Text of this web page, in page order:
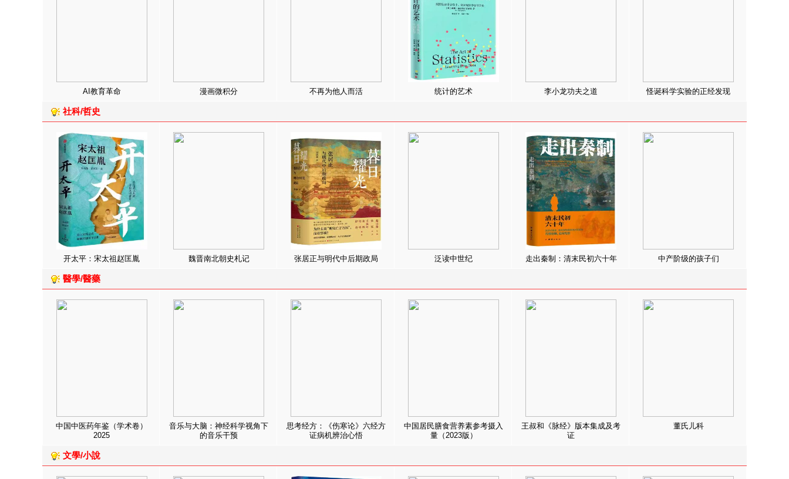
AI教育革命 漫画微积分 不再为他人而活 统计的艺术 李小龙功夫之道 怪诞科学实验的正经发现
社科/哲史
开太平：宋太祖赵匡胤 魏晋南北朝史札记 张居正与明代中后期政局 泛读中世纪 走出秦制：清末民初六十年 中产阶级的孩子们
醫學/醫藥
中国中医药年鉴（学术卷）
2025
音乐与大脑：神经科学视角下
的音乐干预
思考经方：《伤寒论》六经方
证病机辨治心悟
中国居民膳食营养素参考摄入
量（2023版）
王叔和《脉经》版本集成及考
证
董氏儿科
文學/小說